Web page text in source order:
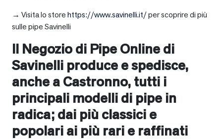
→ Visita lo storehttps://www.savinelli.it/per scoprire di più
sulle pipe Savinelli
Il Negozio di Pipe Online di
Savinelli produce e spedisce,
anche aCastronno, tutti i
principali modelli di pipe in
radica; dai più classici e
popolari ai più rari e raffinati